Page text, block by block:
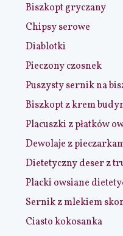
Biszkopt gryczany
Chipsy serowe
Diablotki
Pieczony czosnek
Puszysty sernik na
Biszkopt z krem
Placuszki z płatków
Dewolaje z
Dietetyczny deser z
Placki owsiane
Sernik z mlekiem
Ciasto kokosanka